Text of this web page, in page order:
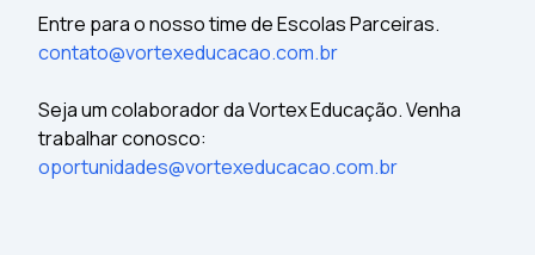
Entre para o nosso time de Escolas Parceiras.
contato@vortexeducacao.com.br
Seja um colaborador da Vortex Educação. Venha
trabalhar conosco:
oportunidades@vortexeducacao.com.br